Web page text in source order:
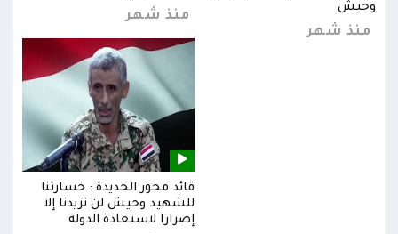
وحيش
منذ شهر
منذ شهر
قائد محور الحديدة : خسارتنا
للشهيد وحيش لن تزيدنا إلا
إصرارا لاستعادة الدولة